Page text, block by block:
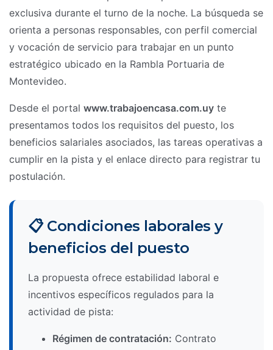
exclusiva durante el turno de la noche. La búsqueda se
orienta a personas responsables, con perfil comercial
y vocación de servicio para trabajar en un punto
estratégico ubicado en la Rambla Portuaria de
Montevideo.
Desde el portal www.trabajoencasa.com.uy te
presentamos todos los requisitos del puesto, los
beneficios salariales asociados, las tareas operativas a
cumplir en la pista y el enlace directo para registrar tu
postulación.
📋 Condiciones laborales y
beneficios del puesto
La propuesta ofrece estabilidad laboral e
incentivos específicos regulados para la
actividad de pista:
Régimen de contratación: Contrato